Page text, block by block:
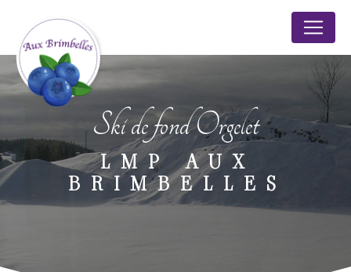
Ski de fond Orgelet
LMP AUX
BRIMBELLES